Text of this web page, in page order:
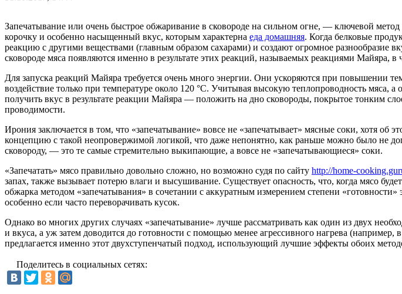
Запечатывание или очень быстрое обжаривание в сковороде на сильном огне, — ключевой
корочку и особенно насыщенный вкус, которым характерна еда домашняя. Когда белковые
реакцию с другими веществами (главным образом сахарами) и создают огромное разнообразие
сковороде мяса появляются именно в результате этих реакций, называемых реакциями Майяра,
Для запуска реакций Майяра требуется очень много энергии. Они ускоряются при повышении
воздействие только при температуре около 120 °С. Учитывая высокую теплопроводность мяса, а
получить вкус в результате реакции Майяра — положить на дно сковороды, покрытое тонким
проводимости.
Ирония заключается в том, что «запечатывание» вовсе не «запечатывает» мясные соки, хотя об
концепцию с такой неопровержимой логикой, что даже непонятно, как раньше можно было не
сковороду, — это те самые стремительно выкипающие, а вовсе не «запечатывающиеся» соки.
«Запечатать» мясо правильно довольно сложно, но возможно судя по сайту http://home-
запах, также вызывает потерю влаги и высушивание. Существует опасность, что, когда мясо
обжарка методом «запечатывания» в сочетании с аккуратным измерением степени
особенно если часто переворачивать кусок.
Однако во многих других случаях «запечатывание» лучше рассматривать как один из двух
и вкуса, а уж затем доводится до готовности с помощью менее агрессивного нагрева
предлагается именно этот двухступенчатый подход, использующий лучшие эффекты обоих
Поделитесь в социальных сетях: